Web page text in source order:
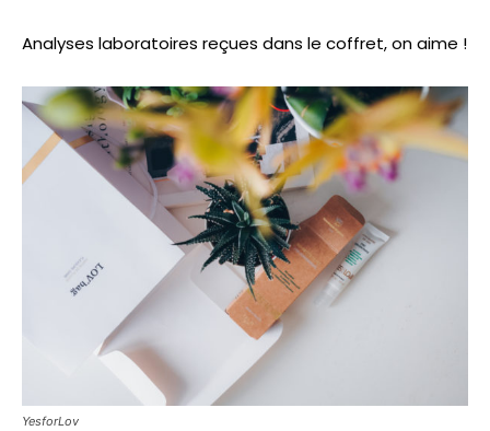
Analyses laboratoires reçues dans le coffret, on aime !
YesforLov